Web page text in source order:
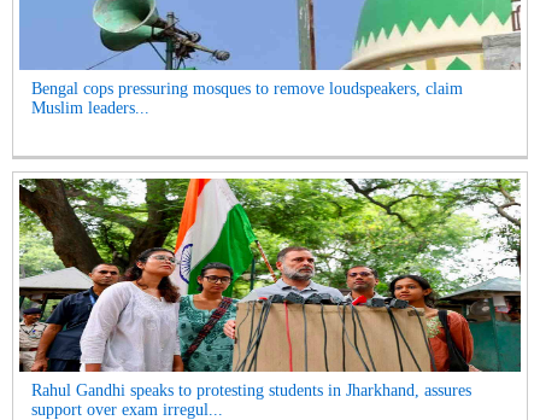
Bengal cops pressuring mosques to remove loudspeakers, claim
Muslim leaders...
Rahul Gandhi speaks to protesting students in Jharkhand, assures
support over exam irregul...